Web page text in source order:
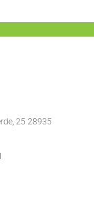
25 28935